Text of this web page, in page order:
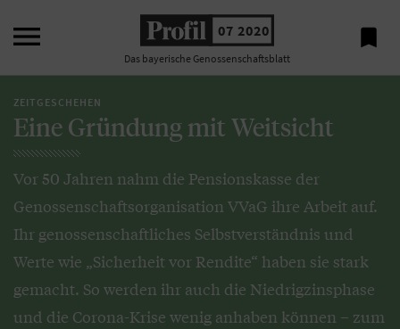
 07 2020
Das bayerische Genossenschaftsblatt

ZEITGESCHEHEN
Eine Gründung mit Weitsicht
Vor 50 Jahren nahm die Pensionskasse der
Genossenschaftsorganisation VVaG ihre Arbeit auf.
Ihr genossenschaftliches Selbstverständnis und
Werte wie „Sicherheit vor Rendite“ haben sie stark
gemacht. So werden ihr auch die Niedrigzinsphase
und die Corona-Krise wenig anhaben können – zum